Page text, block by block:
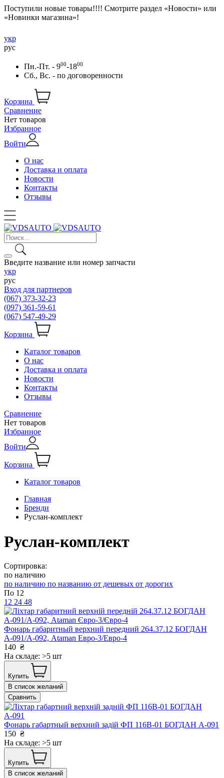
Поступили новые товары!!!! Смотрите раздел «Новости» или
«Новинки магазина»!
укр
рус
Пн.-Пт. - 900-1800
Сб., Вс. - по договоренности
Корзина
Сравнение
Нет товаров
Избранное
Войти
О нас
Доставка и оплата
Новости
Контакты
Отзывы
Введите название или номер запчасти
укр
рус
Вход для партнеров
(067) 373-32-23
(097) 361-59-61
(067) 547-49-29
Корзина
Каталог товаров
О нас
Доставка и оплата
Новости
Контакты
Отзывы
Сравнение
Нет товаров
Избранное
Войти
Корзина
Каталог товаров
Главная
Бренди
Руслан-комплект
Руслан-комплект
Сортировка:
по наличию
по наличию по названию от дешевых от дорогих
По 12
12 24 48
Фонарь габаритный верхний передний 264.37.12 БОГДАН
А-091/А-092, Ataman Евро-3/Евро-4
140 ₴
На складе: >5 шт
Купить
В список желаний
Сравнить
Фонарь габартный верхний задій ФП 116В-01 БОГДАН А-091
150 ₴
На складе: >5 шт
Купить
В список желаний